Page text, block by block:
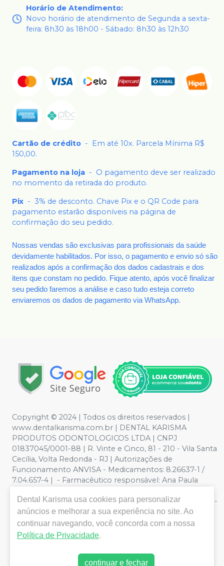
Horário de Atendimento:
Novo horário de atendimento de Segunda a sexta-
feira: 8h30 às 18h00 - Sábado: 8h30 às 12h30
Cartão de crédito -
Em até 10x. Parcela Mínima R$
150,00.
Pagamento na loja - O pagamento deve ser realizado
no momento da retirada do produto.
Pix - 3% de desconto. Chave Pix e o QR Code para
pagamento estarão disponíveis na página de
confirmação do seu pedido.
Nossas vendas são exclusivas para profissionais da saúde
devidamente habilitados. Por isso, o pagamento e envio só são
realizados após a confirmação dos dados cadastrais e dos
itens que constam no pedido. Fique atento, após você finalizar
seu pedido faremos a análise e caso tudo esteja correto
enviaremos os dados de pagamento via WhatsApp.
Copyright © 2024 | Todos os direitos reservados |
www.dentalkarisma.com.br | DENTAL KARISMA
PRODUTOS ODONTOLOGICOS LTDA | CNPJ
01837045/0001-88 | R. Vinte e Cinco, 81 - 210 - Vila Santa
Cecília, Volta Redonda - RJ | Autorizações de
Funcionamento ANVISA - Medicamentos: 8.26637-1 /
7.04.657-4 | - Farmacêutico responsável: Ana Paula
Privacidade e Segurança - Fotos meramente ilustrativas -
Os preços e condições da loja virtual estão sujeitos a
alterações. Em caso de divergência de preços no site, o
valor válido é o do Carrinho de Compra. Não vendemos
atender compras de grandes volumes pelo site.
Dental Karisma usa cookies para personalizar
anúncios e melhorar a sua experiência no site. Ao
continuar navegando, você concorda com a nossa
Política de Privacidade.
continuar e fechar